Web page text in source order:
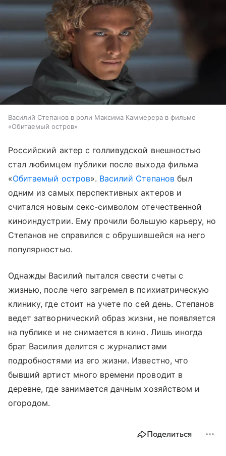
Василий Степанов в роли Максима Каммерера в фильме
«Обитаемый остров»
Российский актер с голливудской внешностью
стал любимцем публики после выхода фильма
«Обитаемый остров». Василий Степановбыл
одним из самых перспективных актеров и
считался новым секс-символом отечественной
киноиндустрии. Ему прочили большую карьеру, но
Степанов не справился с обрушившейся на него
популярностью.
Однажды Василий пытался свести счеты с
жизнью, после чего загремел в психиатрическую
клинику, где стоит на учете по сей день. Степанов
ведет затворнический образ жизни, не появляется
на публике и не снимается в кино. Лишь иногда
брат Василия делится с журналистами
подробностями из его жизни. Известно, что
бывший артист много времени проводит в
деревне, где занимается дачным хозяйством и
огородом.
Поделиться